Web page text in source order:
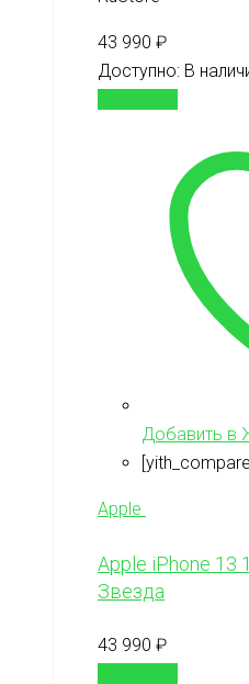
43 990 ₽
Доступно: В
Добавить в
Apple
Apple iPhone 13
Звезда
43 990 ₽